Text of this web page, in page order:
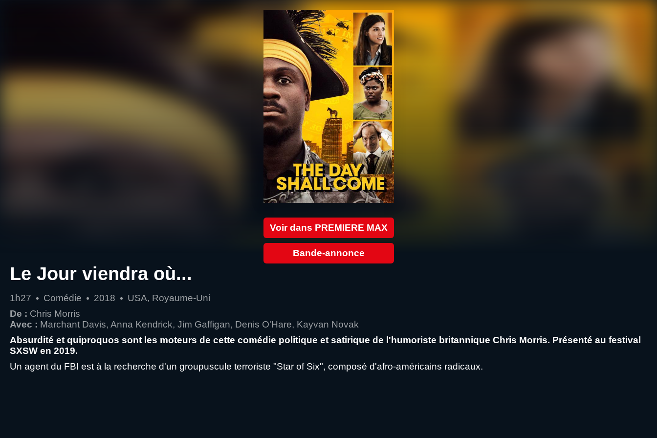
Voir dans PREMIERE MAX
Bande-annonce
Le Jour viendra où...
1h27 Comédie 2018
USA, Royaume-Uni
De : Chris Morris
Avec : Marchant Davis, Anna Kendrick, Jim Gaffigan, Denis O'Hare, Kayvan Novak
Absurdité et quiproquos sont les moteurs de cette comédie politique et satirique de l'humoriste britannique Chris Morris. Présenté au festival
SXSW en 2019.
Un agent du FBI est à la recherche d'un groupuscule terroriste "Star of Six", composé d'afro-américains radicaux.